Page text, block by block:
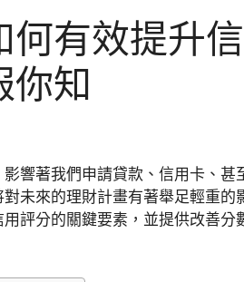
有效提升
你知
響著我們申請貸款、信用卡、甚
未來的理財計畫有著舉足輕重的
評分的關鍵要素，並提供改善分